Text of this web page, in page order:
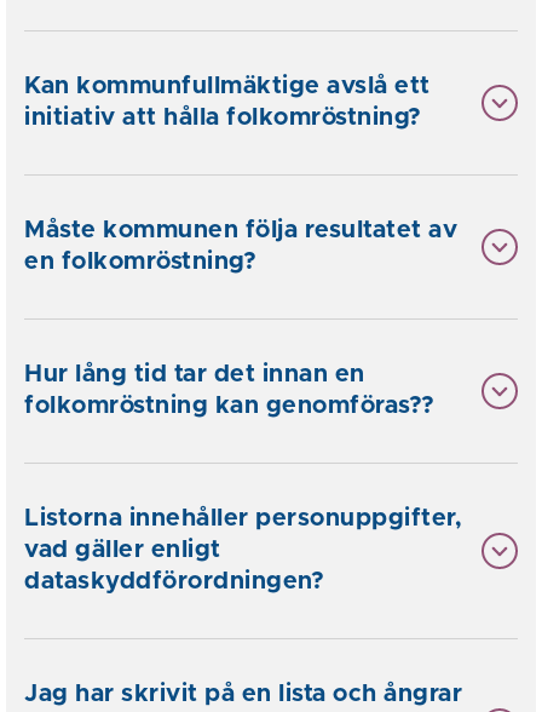
Kan kommunfullmäktige avslå ett
initiativ att hålla folkomröstning?
Måste kommunen följa resultatet av
en folkomröstning?
Hur lång tid tar det innan en
folkomröstning kan genomföras??
Listorna innehåller personuppgifter,
vad gäller enligt
dataskyddförordningen?
Jag har skrivit på en lista och ångrar